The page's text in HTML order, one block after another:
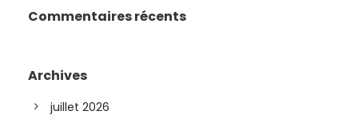
Commentaires récents
Archives
juillet 2026